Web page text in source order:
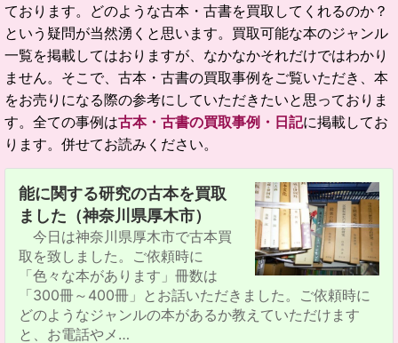
ております。どのような古本・古書を買取してくれるのか？
という疑問が当然湧くと思います。買取可能な本のジャンル
一覧を掲載してはおりますが、なかなかそれだけではわかり
ません。そこで、古本・古書の買取事例をご覧いただき、本
をお売りになる際の参考にしていただきたいと思っておりま
す。全ての事例は古本・古書の買取事例・日記に掲載してお
ります。併せてお読みください。
能に関する研究の古本を買取
ました（神奈川県厚木市）
今日は神奈川県厚木市で古本買
取を致しました。ご依頼時に
「色々な本があります」冊数は
「300冊～400冊」とお話いただきました。ご依頼時に
どのようなジャンルの本があるか教えていただけます
と、お電話やメ…